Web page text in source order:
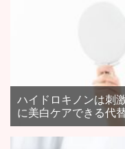
ハイドロキノンは刺
に美白ケアできる代